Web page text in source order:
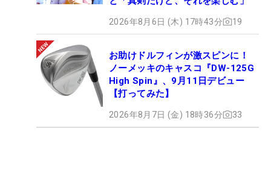
2026年8月6日 (木) 17時43分 19
お助けドルフィンが激スピンに！
ノーメッキのキャスコ『DW-125G
High Spin』、9月11日デビュー
【打ってみた】
2026年8月7日 (金) 18時36分 33